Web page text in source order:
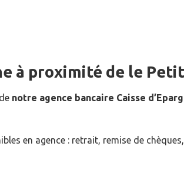
à proximité de le
notre agence bancaire Caisse
en agence : retrait, remise de